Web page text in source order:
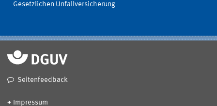
Gesetzlichen Unfallversicherung
Seitenfeedback
Impressum